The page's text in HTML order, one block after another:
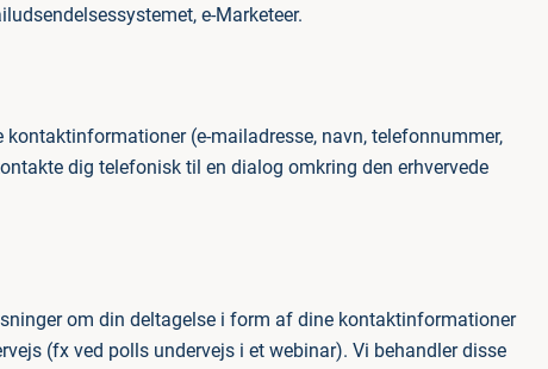
e-Marketeer.
(e-mailadresse, navn, telefonnummer,
dig telefonisk til en dialog omkring den erhvervede
om din deltagelse i form af dine kontaktinformationer
(fx ved polls undervejs i et webinar). Vi behandler disse